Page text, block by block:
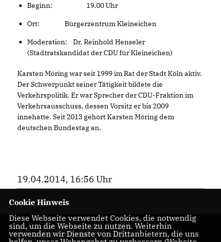
Beginn: 19.00 Uhr
Ort: Bürgerzentrum Kleineichen
Moderation: Dr. Reinhold Henseler
(Stadtratskandidat der CDU für Kleineichen)
Karsten Möring war seit 1999 im Rat der Stadt Köln aktiv.
Der Schwerpunkt seiner Tätigkeit bildete die
Verkehrspolitik. Er war Sprecher der CDU-Fraktion im
Verkehrsausschuss, dessen Vorsitz er bis 2009
innehatte. Seit 2013 gehört Karsten Möring dem
deutschen Bundestag an.
19.04.2014, 16:56 Uhr
Herzlich
Cookie Hinweis
Diese Webseite verwendet Cookies, die notwendig
sind, um die Webseite zu nutzen. Weiterhin
verwenden wir Dienste von Drittanbietern, die uns